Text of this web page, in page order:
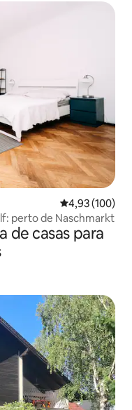
4,93 de uma
4,93 (100)
perto de Naschmarkt
de casas para